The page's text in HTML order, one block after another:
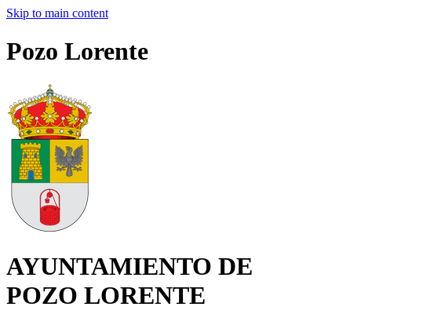
Skip to main content
Pozo Lorente
AYUNTAMIENTO DE
POZO LORENTE